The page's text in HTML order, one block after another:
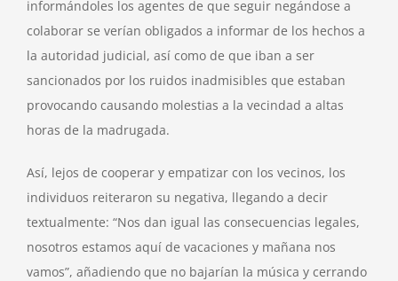
informándoles los agentes de que seguir negándose a
colaborar se verían obligados a informar de los hechos a
la autoridad judicial, así como de que iban a ser
sancionados por los ruidos inadmisibles que estaban
provocando causando molestias a la vecindad a altas
horas de la madrugada.
Así, lejos de cooperar y empatizar con los vecinos, los
individuos reiteraron su negativa, llegando a decir
textualmente: “Nos dan igual las consecuencias legales,
nosotros estamos aquí de vacaciones y mañana nos
vamos”, añadiendo que no bajarían la música y cerrando